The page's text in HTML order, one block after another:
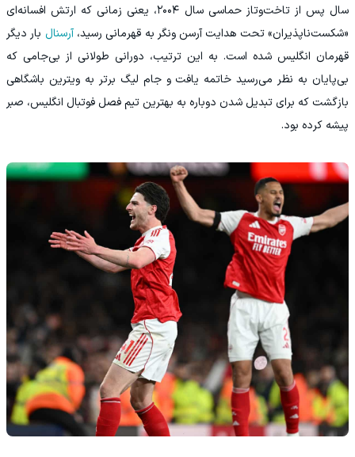
سال پس از تاخت‌وتاز حماسی سال ۲۰۰۴، یعنی زمانی که ارتش افسانه‌ای
«شکست‌ناپذیران» تحت هدایت آرسن ونگر به قهرمانی رسید،آرسنال بار دیگر
قهرمان انگلیس شده است. به این ترتیب، دورانی طولانی از بی‌جامی که
بی‌پایان به نظر می‌رسید خاتمه یافت و جام لیگ برتر به ویترین باشگاهی
بازگشت که برای تبدیل شدن دوباره به بهترین تیم فصل فوتبال انگلیس، صبر
پیشه کرده بود.